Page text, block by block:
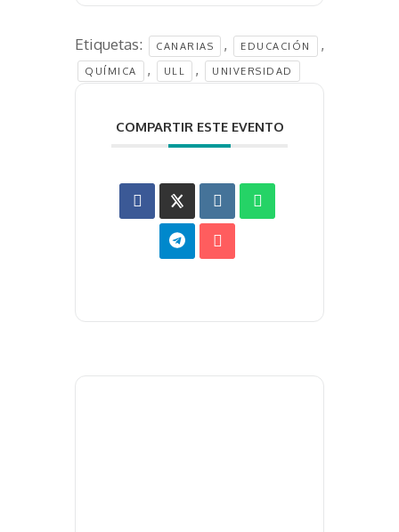
Etiquetas: CANARIAS , EDUCACIÓN ,
QUÍMICA , ULL , UNIVERSIDAD
COMPARTIR ESTE EVENTO